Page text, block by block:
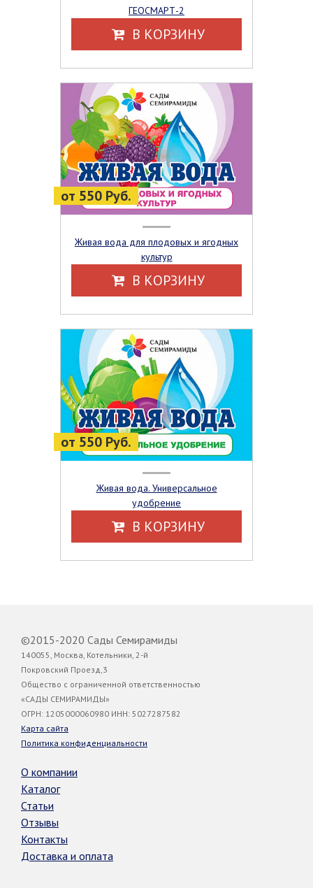
ГЕОСМАРТ-2
В КОРЗИНУ
от 550 Руб.
Живая вода для плодовых и ягодных
культур
В КОРЗИНУ
от 550 Руб.
Живая вода. Универсальное
удобрение
В КОРЗИНУ
©2015-2020 Сады Семирамиды
140055, Москва, Котельники, 2-й
Покровский Проезд,3
Общество с ограниченной ответственностью
«САДЫ СЕМИРАМИДЫ»
ОГРН: 1205000060980 ИНН: 5027287582
Карта сайта
Политика конфиденциальности
О компании
Каталог
Статьи
Отзывы
Контакты
Доставка и оплата